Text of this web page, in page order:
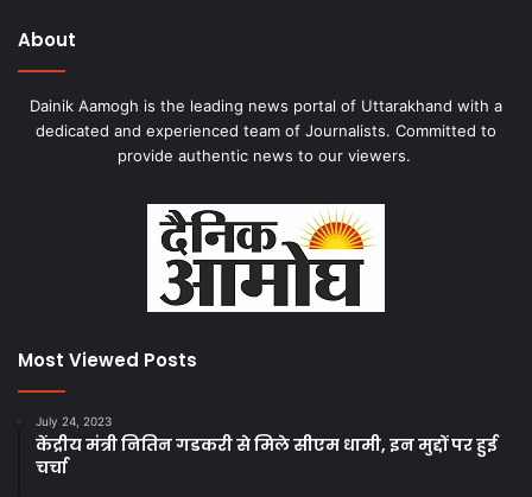
About
Dainik Aamogh is the leading news portal of Uttarakhand with a
dedicated and experienced team of Journalists. Committed to
provide authentic news to our viewers.
Most Viewed Posts
July 24, 2023
केंद्रीय मंत्री नितिन गडकरी से मिले सीएम धामी, इन मुद्दों पर हुई
चर्चा